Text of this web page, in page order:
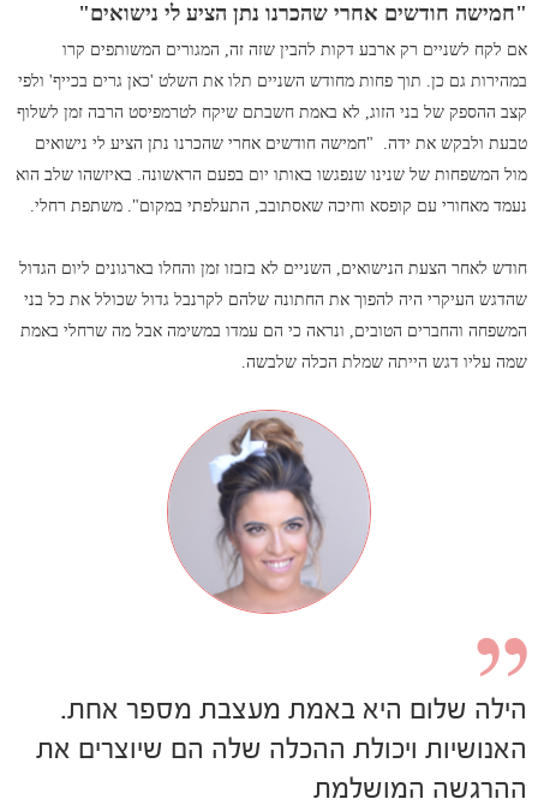
"חמישה חודשים אחרי שהכרנו נתן הציע לי נישואים"
אם לקח לשניים רק ארבע דקות להבין שזה זה, המגורים המשותפים קרו
במהירות גם כן. תוך פחות מחודש השניים תלו את השלט 'כאן גרים בכייף' ולפי
קצב ההספק של בני הזוג, לא באמת חשבתם שיקח לטרמפיסט הרבה זמן לשלוף
טבעת ולבקש את ידה. "חמישה חודשים אחרי שהכרנו נתן הציע לי נישואים
מול המשפחות של שנינו שנפגשו באותו יום בפעם הראשונה. באיזשהו שלב הוא
נעמד מאחורי עם קופסא וחיכה שאסתובב, התעלפתי במקום". משתפת רחלי.
חודש לאחר הצעת הנישואים, השניים לא בזבזו זמן והחלו בארגונים ליום הגדול
שהדגש העיקרי היה להפוך את החתונה שלהם לקרנבל גדול שכולל את כל בני
המשפחה והחברים הטובים, ונראה כי הם עמדו במשימה אבל מה שרחלי באמת
שמה עליו דגש הייתה שמלת הכלה שלבשה.
הילה שלום היא באמת מעצבת מספר אחת.
האנושיות ויכולת ההכלה שלה הם שיוצרים את
ההרגשה המושלמת